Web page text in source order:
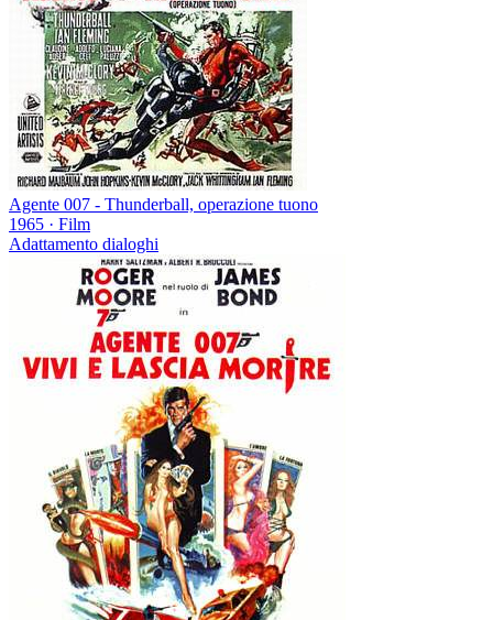
Agente 007 - Thunderball, operazione tuono
1965 · Film
Adattamento dialoghi